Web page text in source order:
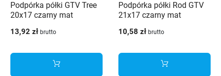
Podpórka półki GTV Tree
20x17 czarny mat
13,92 zł brutto
Podpórka półki Rod GTV
21x17 czarny mat
10,58 zł brutto